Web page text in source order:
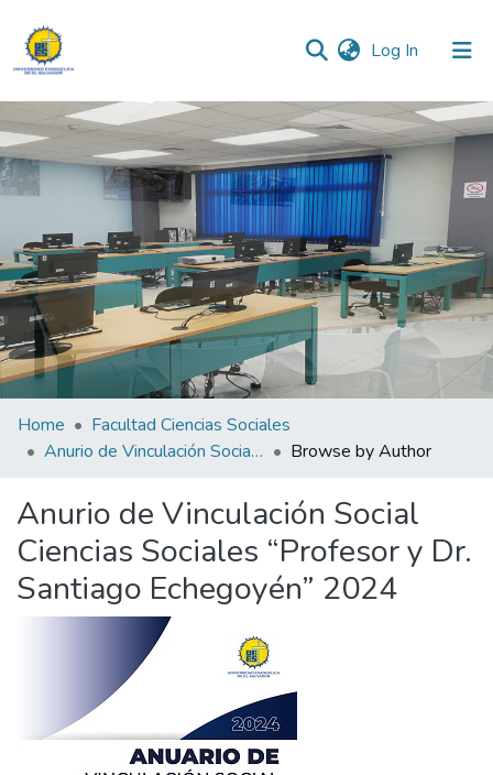
Log In (current)
Communities & Collections
All of DSpace
Home
Facultad Ciencias Sociales
Anurio de Vinculación Social Ciencias Sociales “Profesor y Dr. Santiago Echegoyén” 2024
Browse by Author
Anurio de Vinculación Social
Ciencias Sociales “Profesor y Dr.
Santiago Echegoyén” 2024